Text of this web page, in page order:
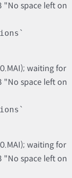
"No space left on
waiting for
"No space left on
waiting for
"No space left on